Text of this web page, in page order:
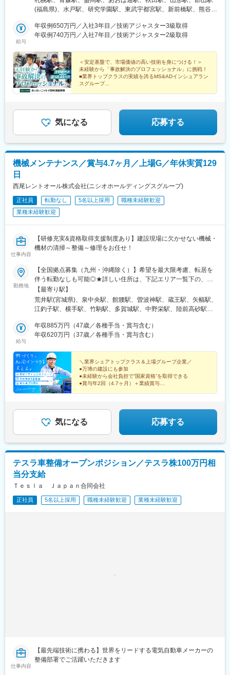
木県／群馬県／埼玉県／千葉県／東京都／神奈川県／山梨県／岐
県／長野県／滋賀県／京都府／大阪府／兵庫県／奈良県／和歌山
県／鳥取県／島根県／岡山県／広島県／山口県／徳島県／香川県
宮崎県／鹿児島県／沖縄県※詳細は下記URLよりご確認ください。
https://www.aioinissaydowa.co.jp※現在当社は、三井住友海上火災
保険株式会社との合併に関する協議を行なっております。その影
響により、今後上記勤務先住所が変更になる可能性もございます
ので予めご了承ください。※受動喫煙対策：各拠点執務室内禁煙
(福島県)、水戸駅、研究学園駅、東武宇都宮駅、新前橋駅、熊谷
駅、馬車道駅、藤沢駅、木更津駅、市役所前駅(千葉県)、京成船橋
駅、甲府駅、岐阜駅、大垣駅、沼津駅、静岡駅、遠州病院駅、さ
山県)、北鉄金沢駅、長野駅、松本駅、錦駅、四条大宮駅、北新地
駅、堺駅、旧居留地・大丸前駅、姫路駅、近鉄奈良駅、郵便局前
駅、福山駅、市役所前駅(広島県)、新山口駅、徳島駅、片原町駅
(香川県)、櫛田神社前駅、西鉄久留米駅、小倉駅(福岡県)、大波止
駅、慶徳校前駅、天文館通駅、さっぽろ駅、仙台駅、さいたま新
駅、大神宮下駅、名鉄岐阜駅、新静岡駅、八幡駅(静岡県)、米野
駅、名古屋駅、広貫堂前駅、京阪膳所駅、大宮駅(京都府)、東梅田
駅、大小路駅、元町駅(兵庫県)、山陽姫路駅、田町駅(岡山県)、鷹
蔵前駅、立川南駅、千葉みなと駅、船橋駅、名鉄名古屋駅、近鉄
名古屋駅、西町駅、膳所本町駅、大江橋駅、三宮・花時計前駅、
駅、出島駅、河原町駅(熊本県)、甲東中学校前駅
給与
年収例650万円／入社3年目／技術アジャスター3級取得
年収例740万円／入社7年目／技術アジャスター2級取得
＜安定基盤で、市場価値の高い技術を身につける！＞
未経験から「事故解決のプロフェッショナル」に挑戦！
■業界トップクラスの実績を誇るMS&ADインシュアラン
スグループ
気になる 応募する
機械メンテナンス／賞与4.7ヶ月／上場G／年休実質129
日
西尾レントオール株式会社(ニシオホールディングスグループ)
正社員 転勤なし 5名以上採用
職種未経験歓迎
業種未経験歓迎
仕事内容
【研修充実&資格取得支援制度あり】建設現場に欠かせない機械・
機材の清掃～整備～修理をお任せ！
勤務地
【全国拠点募集（九州・沖縄除く）】希望を最大限考慮、転居を
伴う転勤なしも可能◎★詳しい住所は、下記エリア一覧下の、勤
務地一覧をご確認ください！★車通勤OK（事業所による）＜ 東北
エリア ＞宮城県／岩手県／福島県／山形県＜ 関東エリア ＞東京
都／神奈川県／埼玉県／千葉県／茨城県／栃木県／群馬県＜ 東海
＞石川県＜ 関西エリア ＞大阪府／京都府／奈良県／滋賀県／和歌
山県／兵庫県＜ 中国エリア ＞岡山県／広島県／鳥取県／山口県＜
ペースあり
【最寄り駅】
荒井駅(宮城県)、泉中央駅、館腰駅、曽波神駅、蔵王駅、矢幅駅、
江釣子駅、横手駅、竹駒駅、多賀城駅、中野栄駅、陸前高砂駅、
駅、竜田駅、舞木駅、内原駅、水戸駅、荒川沖駅、野木駅、笹川
駅、小木津駅、金上駅、つくば駅、東京ディズニーシー・ステー
南橋本駅、箱根ケ崎駅、多磨駅、小宮駅、昭和島駅、松尾駅(千葉
県)、高柳駅、花崎駅、佐倉駅、鴨居駅、元町・中華街駅、本厚木
駅、東門前駅、小島新田駅、今羽駅、北坂戸駅、新狭山駅、ソシ
オ流通センター駅、指扇駅、新田駅(埼玉県)、北藤岡駅、世良田
駅、太田駅(群馬県)、鶴瀬駅、浦和美園駅、八幡宿駅、四街道駅、
田駅、福俵駅、リゾートゲートウェイ・ステーション駅、姉ケ崎
駅、福駅、西大路駅、志紀駅、桜島駅、枚方公園駅、大和田駅(大
阪府)、二階堂駅、中書島駅、寺田駅(京都府)、桂川駅(京都府)、石
駅、平端駅、弁天町駅、高井田駅(地下鉄)、香里園駅、宇多津駅、
鷹ノ子駅、中萩駅、伊予三島駅、香西駅、備前西市駅、久々原
駅、東岡山駅、東福山駅、水島駅、中庄駅、大塚駅(広島県)、天神
野跡駅、稲沢駅、名和駅(愛知県)、印場駅、小泉駅、中菰野駅、豊
明駅、土橋駅(愛知県)、粟ケ崎駅、速星駅、比良駅(愛知県)、黒笹
給与
年収885万円（47歳／各種手当・賞与含む）
年収620万円（37歳／各種手当・賞与含む）
＼業界シェアトップクラス＆上場グループ企業／
●万博の建設にも参加
●未経験から会社負担で”国家資格”を取得できる
●賞与年2回（4.7ヶ月）＋業績賞与
育成前提＆研修も充実で安心です！
気になる 応募する
テスラ車整備オープンポジション／テスラ株100万円相
当分支給
Ｔｅｓｌａ Ｊａｐａｎ合同会社
正社員 5名以上採用 職種未経験歓迎 業種未経験歓迎
仕事内容
【最先端技術に携わる】世界をリードする電気自動車メーカーの
整備部署でご活躍いただきます